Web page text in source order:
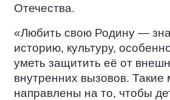
Отечества.
«Любить свою Родину —
историю, культуру,
уметь защитить её от
внутренних вызовов. Такие
направлены на то, чтобы